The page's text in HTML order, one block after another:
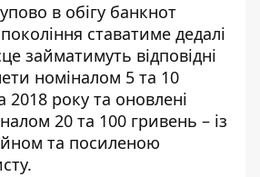
в обігу банкнот
ставатиме дедалі
займатимуть відповідні
номіналом 5 та 10
2018 року та оновлені
20 та 100 гривень – із
та посиленою